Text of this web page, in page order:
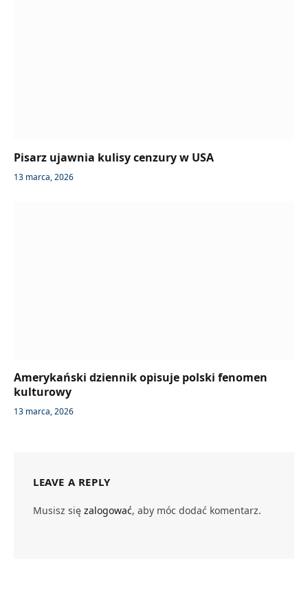
Pisarz ujawnia kulisy cenzury w USA
13 marca, 2026
Amerykański dziennik opisuje polski fenomen
kulturowy
13 marca, 2026
LEAVE A REPLY
Musisz się zalogować, aby móc dodać komentarz.